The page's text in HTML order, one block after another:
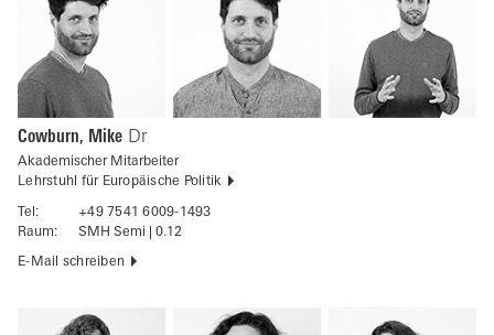
Cowburn, Mike Dr
Akademischer Mitarbeiter
Lehrstuhl für Europäische Politik
Tel:
+49 7541 6009-1493
Raum:
SMH Semi | 0.12
E-Mail schreiben